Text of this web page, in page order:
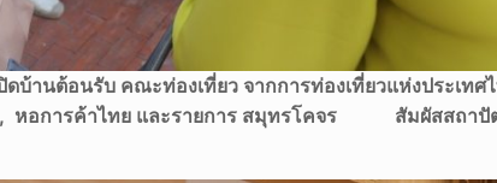
บ้านต้อนรับ คณะท่องเที่ยว จากการท่องเที่ยวแห่งประเท
หอการค้าไทย และรายการ สมุทรโคจร สัมผัสสถาปั